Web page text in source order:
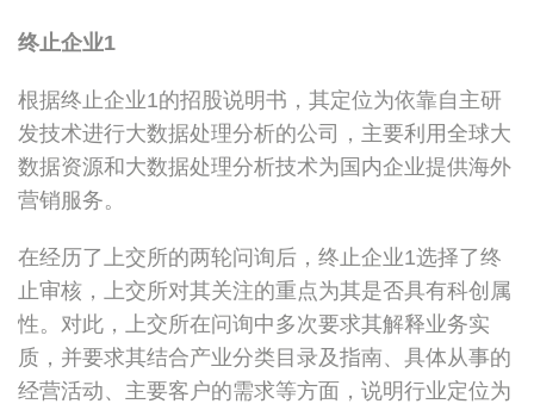
终止企业1
根据终止企业1的招股说明书，其定位为依靠自主研
发技术进行大数据处理分析的公司，主要利用全球大
数据资源和大数据处理分析技术为国内企业提供海外
营销服务。
在经历了上交所的两轮问询后，终止企业1选择了终
止审核，上交所对其关注的重点为其是否具有科创属
性。对此，上交所在问询中多次要求其解释业务实
质，并要求其结合产业分类目录及指南、具体从事的
经营活动、主要客户的需求等方面，说明行业定位为